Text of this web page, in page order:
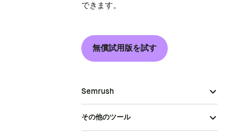
できます。
無償試用版を試す
Semrush
その他のツール